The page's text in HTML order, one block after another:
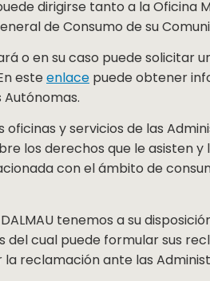
dirigirse tanto a la Oficina
de Consumo de su
o en su caso puede solicitar
este enlace puede obtener
Autónomas.
oficinas y servicios de las
los derechos que le asisten
con el ámbito de
tenemos a su
del cual puede formular sus
reclamación ante las